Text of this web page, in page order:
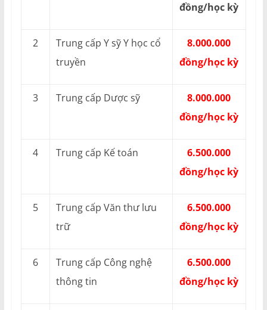
đồng/học kỳ
2
Trung cấp Y sỹ Y học cổ
truyền
8.000.000
đồng/học kỳ
3 Trung cấp Dược sỹ
8.000.000
đồng/học kỳ
4 Trung cấp Kế toán
6.500.000
đồng/học kỳ
5
Trung cấp Văn thư lưu
trữ
6.500.000
đồng/học kỳ
6
Trung cấp Công nghệ
thông tin
6.500.000
đồng/học kỳ